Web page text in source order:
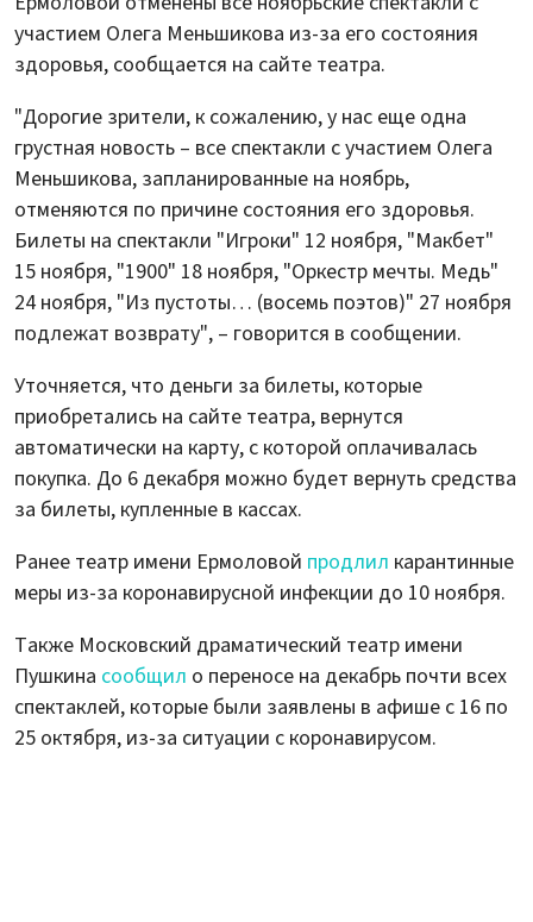
участием Олега Меньшикова из-за его состояния
здоровья, сообщается на сайте театра.
"Дорогие зрители, к сожалению, у нас еще одна
грустная новость – все спектакли с участием Олега
Меньшикова, запланированные на ноябрь,
отменяются по причине состояния его здоровья.
Билеты на спектакли "Игроки" 12 ноября, "Макбет"
15 ноября, "1900" 18 ноября, "Оркестр мечты. Медь"
24 ноября, "Из пустоты… (восемь поэтов)" 27 ноября
подлежат возврату", – говорится в сообщении.
Уточняется, что деньги за билеты, которые
приобретались на сайте театра, вернутся
автоматически на карту, с которой оплачивалась
покупка. До 6 декабря можно будет вернуть средства
за билеты, купленные в кассах.
Ранее театр имени Ермоловой продлил карантинные
меры из-за коронавирусной инфекции до 10 ноября.
Также Московский драматический театр имени
Пушкина сообщил о переносе на декабрь почти всех
спектаклей, которые были заявлены в афише с 16 по
25 октября, из-за ситуации с коронавирусом.